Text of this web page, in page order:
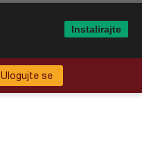
Ulogujte se
Instalirajte